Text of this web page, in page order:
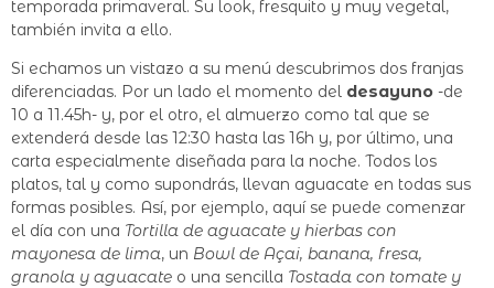
temporada primaveral. Su look, fresquito y muy vegetal,
también invita a ello.
Si echamos un vistazo a su menú descubrimos dos franjas
diferenciadas. Por un lado el momento del desayuno -de
10 a 11.45h- y, por el otro, el almuerzo como tal que se
extenderá desde las 12:30 hasta las 16h y, por último, una
carta especialmente diseñada para la noche. Todos los
platos, tal y como supondrás, llevan aguacate en todas sus
formas posibles. Así, por ejemplo, aquí se puede comenzar
el día con una Tortilla de aguacate y hierbas con
mayonesa de lima, un Bowl de Açai, banana, fresa,
granola y aguacate o una sencilla Tostada con tomate y